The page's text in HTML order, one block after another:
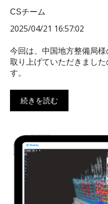
CSチーム
2025/04/21 16:57:02
今回は、中国地方整備局
取り上げていただきまし
す。
続きを読む